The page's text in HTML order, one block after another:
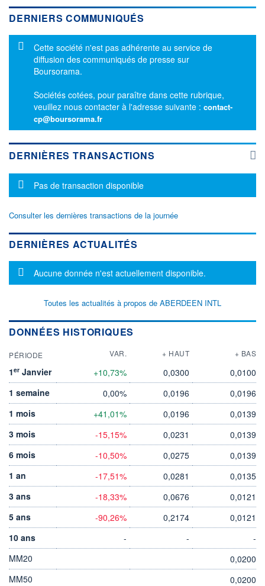
DERNIERS COMMUNIQUÉS
Message d'information
Cette société n'est pas adhérente au service de
diffusion des communiqués de presse sur
Boursorama.
Sociétés cotées, pour paraître dans cette rubrique,
veuillez nous contacter à l'adresse suivante : contact-
cp@boursorama.fr
DERNIÈRES TRANSACTIONS
Message d'information
Pas de transaction disponible
Consulter les dernières transactions de la journée
DERNIÈRES ACTUALITÉS
Message d'information
Aucune donnée n'est actuellement disponible.
Toutes les actualités à propos de ABERDEEN INTL
DONNÉES HISTORIQUES
PÉRIODE VAR. + HAUT + BAS
1er Janvier +10,73% 0,0300
0,0100
1 semaine
0,00% 0,0196
0,0196
1 mois
+41,01% 0,0196
0,0139
3 mois
-15,15% 0,0231
0,0139
6 mois
-10,50% 0,0275
0,0139
1 an
-17,51% 0,0281
0,0135
3 ans
-18,33% 0,0676
0,0121
5 ans
-90,26% 0,2174
0,0121
10 ans
- -
-
MM20
0,0200
MM50
0,0200